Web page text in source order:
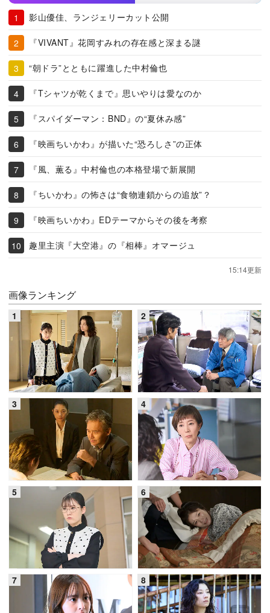
影山優佳、ランジェリーカット公開
『VIVANT』花岡すみれの存在感と深まる謎
“朝ドラ”とともに躍進した中村倫也
『Tシャツが乾くまで』思いやりは愛なのか
『スパイダーマン：BND』の“夏休み感”
『映画ちいかわ』が描いた“恐ろしさ”の正体
『風、薫る』中村倫也の本格登場で新展開
『ちいかわ』の怖さは“食物連鎖からの追放”？
『映画ちいかわ』EDテーマからその後を考察
趣里主演『大空港』の『相棒』オマージュ
15:14更新
画像ランキング